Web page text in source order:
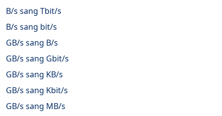
B/s sang Tbit/s
B/s sang bit/s
GB/s sang B/s
GB/s sang Gbit/s
GB/s sang KB/s
GB/s sang Kbit/s
GB/s sang MB/s